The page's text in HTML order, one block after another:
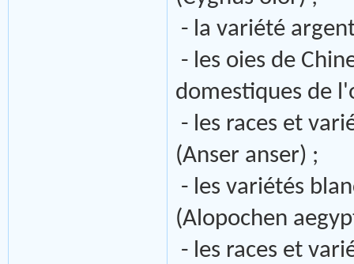
- la variété
- les oies de
domestiques de
- les races et
(Anser anser) ;
- les variétés
(Alopochen
- les races et